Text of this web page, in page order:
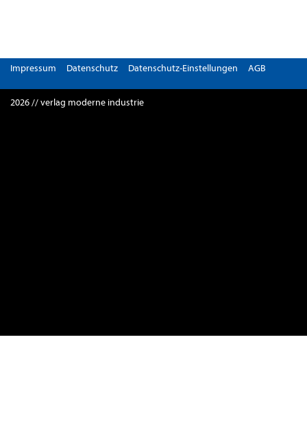
Impressum Datenschutz Datenschutz-Einstellungen AGB
2026 // verlag moderne industrie